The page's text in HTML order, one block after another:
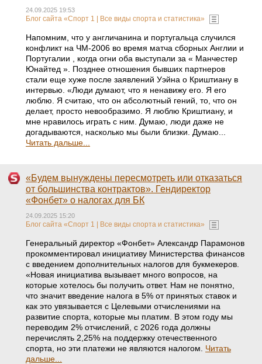
24.09.2025 19:53
Блог сайта «Спорт 1 | Все виды спорта и статистика»
Напомним, что у англичанина и португальца случился
конфликт на ЧМ-2006 во время матча сборных Англии и
Португалии , когда огни оба выступали за « Манчестер
Юнайтед ». Позднее отношения бывших партнеров
стали еще хуже после заявлений Уэйна о Криштиану в
интервью. «Люди думают, что я ненавижу его. Я его
люблю. Я считаю, что он абсолютный гений, то, что он
делает, просто невообразимо. Я люблю Криштиану, и
мне нравилось играть с ним. Думаю, люди даже не
догадываются, насколько мы были близки. Думаю...
Читать дальше...
«Будем вынуждены пересмотреть или отказаться
от большинства контрактов». Гендиректор
«Фонбет» о налогах для БК
24.09.2025 15:20
Блог сайта «Спорт 1 | Все виды спорта и статистика»
Генеральный директор «Фонбет» Александр Парамонов
прокомментировал инициативу Министерства финансов
с введением дополнительных налогов для букмекеров.
«Новая инициатива вызывает много вопросов, на
которые хотелось бы получить ответ. Нам не понятно,
что значит введение налога в 5% от принятых ставок и
как это увязывается с Целевыми отчислениями на
развитие спорта, которые мы платим. В этом году мы
переводим 2% отчислений, с 2026 года должны
перечислять 2,25% на поддержку отечественного
спорта, но эти платежи не являются налогом. Читать
дальше...